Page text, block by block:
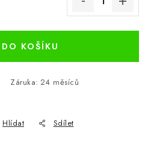
KOŠÍKU
Záruka: 24 měsíců
Hlídat Sdílet